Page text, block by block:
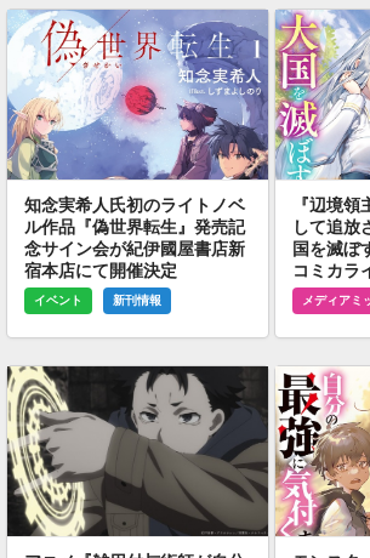
知念実希人氏初のライトノベ
ル作品『偽世界転生』発売記
念サイン会が紀伊國屋書店新
宿本店にて開催決定
イベント 新刊情報
『辺境
して追放
国を滅ぼ
コミカラ
メディアミ